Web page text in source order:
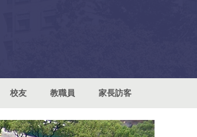
校友 教職員 家長訪客